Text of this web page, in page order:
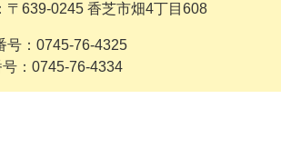
〒639-0245 香芝市畑4丁目608
号：0745-76-4325
号：0745-76-4334